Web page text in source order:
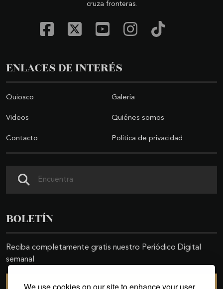
cruza fronteras.
ENLACES DE INTERÉS
Quiosco Galería
Videos Quiénes somos
Contacto Política de privacidad
BOLETÍN
Reciba completamente gratis nuestro Periódico Digital
semanal
SUSCRIBIRSE